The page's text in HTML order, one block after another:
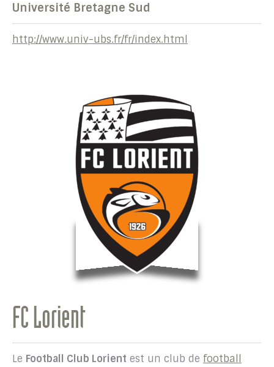
Université Bretagne Sud
http://www.univ-ubs.fr/fr/index.html
FC Lorient
Le Football Club Lorient est un club de football